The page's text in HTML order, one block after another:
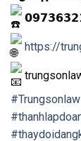
https://
#Trungsonlaw